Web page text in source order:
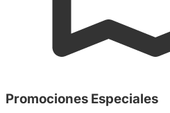
Promociones Especiales